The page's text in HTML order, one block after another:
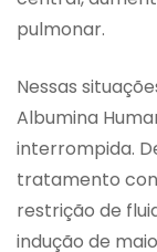
pulmonar.
Nessas
Albumina
interrompida.
tratamento
restrição de
indução de